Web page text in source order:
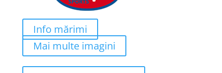
Info mărimi
Mai multe imagini